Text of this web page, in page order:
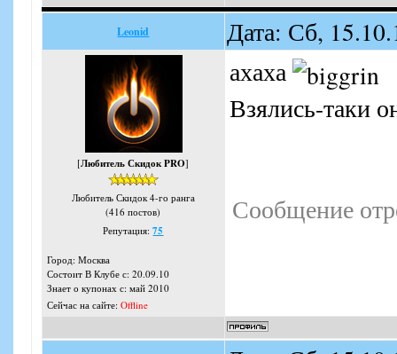
Leonid Дата: Сб,
[Любитель Скидок PRO]
Любитель Скидок 4-го ранга
(416 постов)
Репутация:75
Город: Москва
Состоит В Клубе с: 20.09.10
Знает о купонах с: май 2010
Сейчас на сайте: Offline
ахаха
Взялись-таки
Сообщение